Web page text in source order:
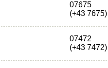
07675
(+43 7675)
07472
(+43 7472)